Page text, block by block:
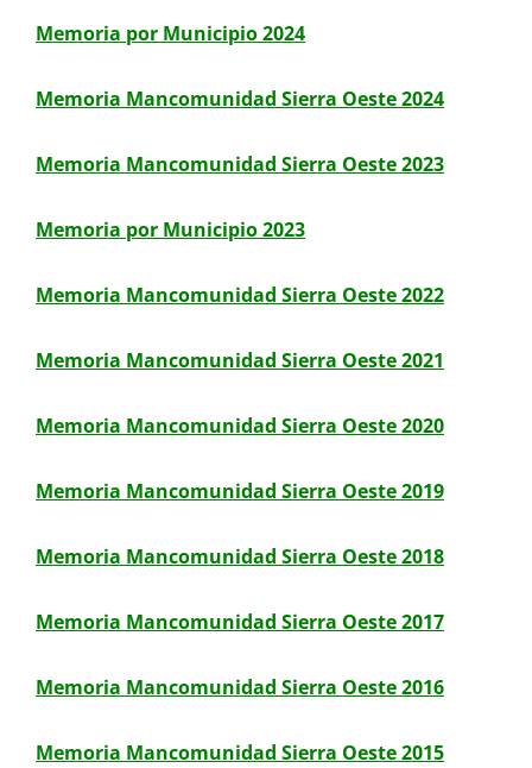
Memoria por Municipio 2024
Memoria Mancomunidad Sierra Oeste 2024
Memoria Mancomunidad Sierra Oeste 2023
Memoria por Municipio 2023
Memoria Mancomunidad Sierra Oeste 2022
Memoria Mancomunidad Sierra Oeste 2021
Memoria Mancomunidad Sierra Oeste 2020
Memoria Mancomunidad Sierra Oeste 2019
Memoria Mancomunidad Sierra Oeste 2018
Memoria Mancomunidad Sierra Oeste 2017
Memoria Mancomunidad Sierra Oeste 2016
Memoria Mancomunidad Sierra Oeste 2015